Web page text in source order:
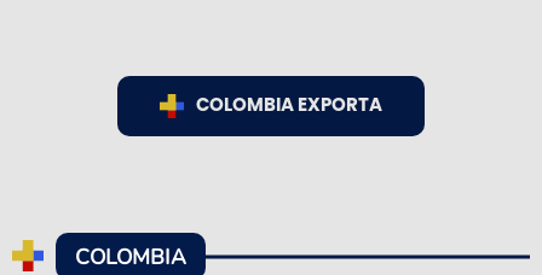
COLOMBIA EXPORTA
COLOMBIA